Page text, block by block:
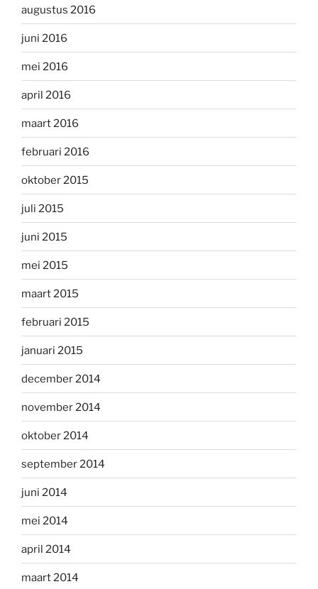
augustus 2016
juni 2016
mei 2016
april 2016
maart 2016
februari 2016
oktober 2015
juli 2015
juni 2015
mei 2015
maart 2015
februari 2015
januari 2015
december 2014
november 2014
oktober 2014
september 2014
juni 2014
mei 2014
april 2014
maart 2014